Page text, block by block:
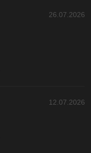
26.07.2026
12.07.2026